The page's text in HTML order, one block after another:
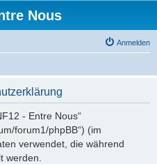
Nous
Anmelden
- Entre Nous“
forum1/phpBB“) (im
verwendet, die während
werden.